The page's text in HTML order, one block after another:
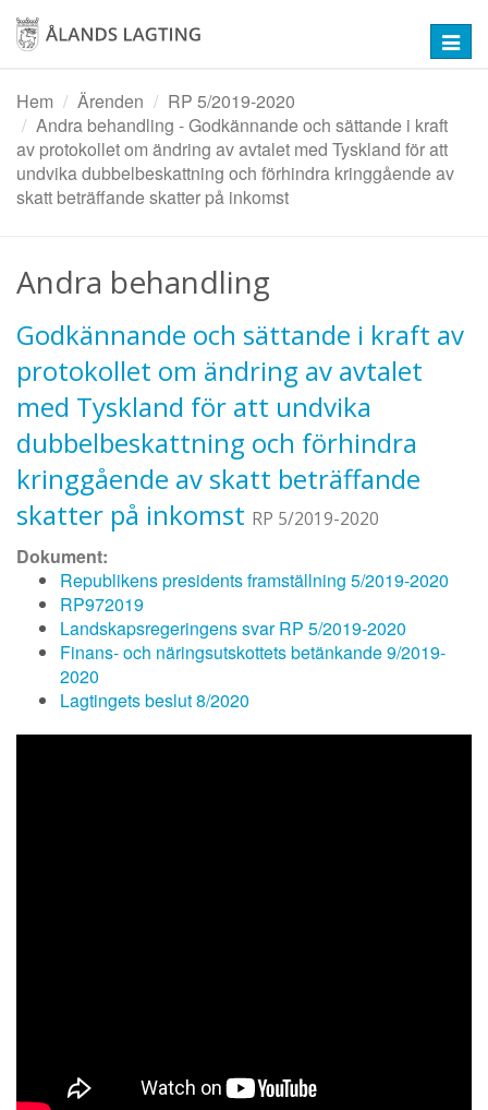
Hoppa
huvudinnehåll
Hem
Ärenden
RP 5/2019-2020
Andra behandling - Godkännande och sättande i kraft
av protokollet om ändring av avtalet med Tyskland för att
undvika dubbelbeskattning och förhindra kringgående av
skatt beträffande skatter på inkomst
Andra behandling
Godkännande och sättande i kraft av
protokollet om ändring av avtalet
med Tyskland för att undvika
dubbelbeskattning och förhindra
kringgående av skatt beträffande
skatter på inkomst RP 5/2019-2020
Dokument:
Republikens presidents framställning 5/2019-2020
RP972019
Landskapsregeringens svar RP 5/2019-2020
Finans- och näringsutskottets betänkande 9/2019-
2020
Lagtingets beslut 8/2020